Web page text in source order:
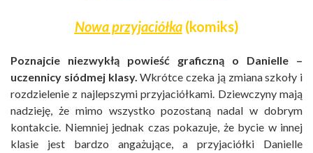
Nowa przyjaciółka (komiks)
Poznajcie niezwykłą powieść graficzną o Danielle –
uczennicy siódmej klasy. Wkrótce czeka ją zmiana szkoły i
rozdzielenie z najlepszymi przyjaciółkami. Dziewczyny mają
nadzieję, że mimo wszystko pozostaną nadal w dobrym
kontakcie. Niemniej jednak czas pokazuje, że bycie w innej
klasie jest bardzo angażujące, a przyjaciółki Danielle